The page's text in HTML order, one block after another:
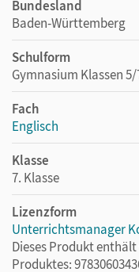
Bundesland
Baden-Württemberg
Schulform
Gymnasium Klassen 5/
Fach
Englisch
Klasse
7. Klasse
Lizenzform
Unterrichtsmanager
Dieses Produkt
Produktes: